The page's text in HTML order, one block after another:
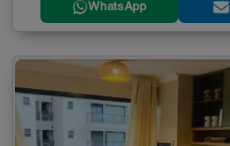
WhatsApp